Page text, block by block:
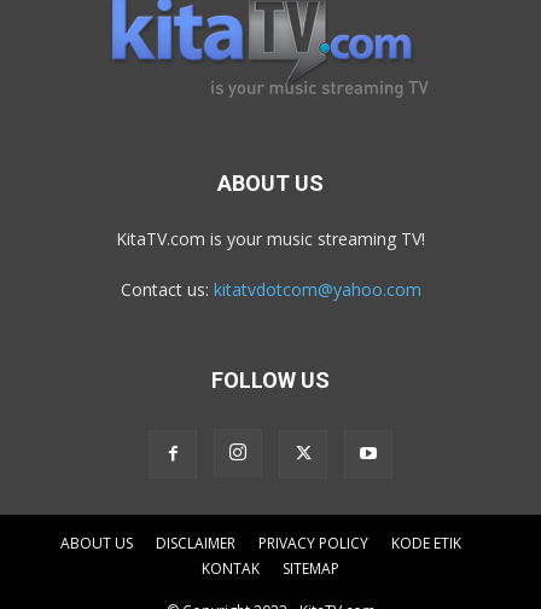
ABOUT US
KitaTV.com is your music streaming TV!
Contact us: kitatvdotcom@yahoo.com
FOLLOW US
ABOUT US DISCLAIMER PRIVACY POLICY
KODE ETIK
KONTAK
SITEMAP